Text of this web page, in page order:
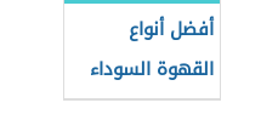
أفضل أنواع
القهوة السوداء